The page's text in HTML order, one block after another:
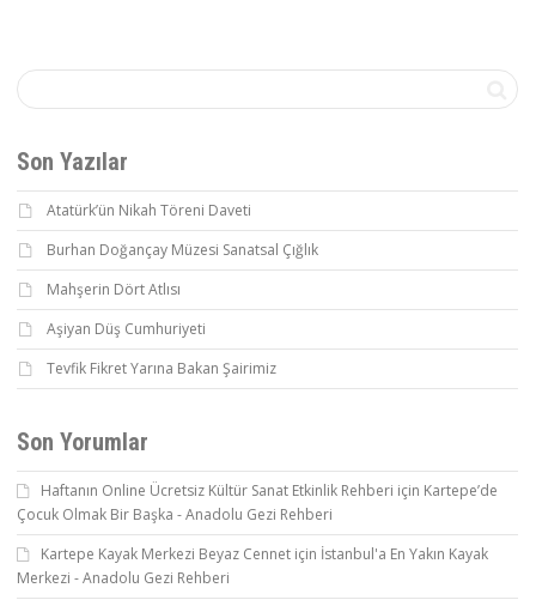
Son Yazılar
Atatürk’ün Nikah Töreni Daveti
Burhan Doğançay Müzesi Sanatsal Çığlık
Mahşerin Dört Atlısı
Aşiyan Düş Cumhuriyeti
Tevfik Fikret Yarına Bakan Şairimiz
Son Yorumlar
Haftanın Online Ücretsiz Kültür Sanat Etkinlik Rehberi için Kartepe’de
Çocuk Olmak Bir Başka - Anadolu Gezi Rehberi
Kartepe Kayak Merkezi Beyaz Cennet için İstanbul'a En Yakın Kayak
Merkezi - Anadolu Gezi Rehberi